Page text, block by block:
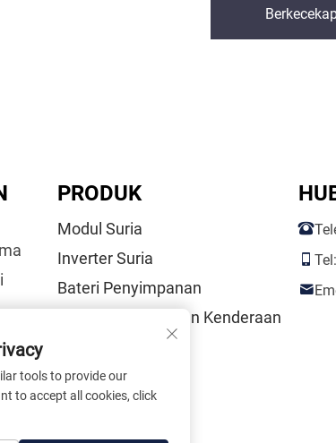
PRODUK
Modul Suria
Inverter Suria
Bateri Penyimpanan
Stesen Pengecasan Kenderaan
Tel:
tools to provide our
to accept all cookies, click